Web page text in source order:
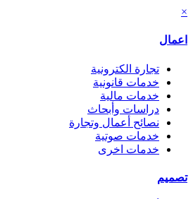
×
اعمال
تجارة الكترونية
خدمات قانونية
خدمات مالية
دراسات وأبحاث
نصائح أعمال وتجارة
خدمات صوتية
خدمات اخرى
تصميم